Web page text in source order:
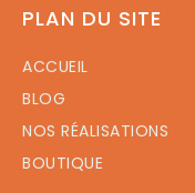
PLAN DU SITE
ACCUEIL
BLOG
NOS RÉALISATIONS
BOUTIQUE